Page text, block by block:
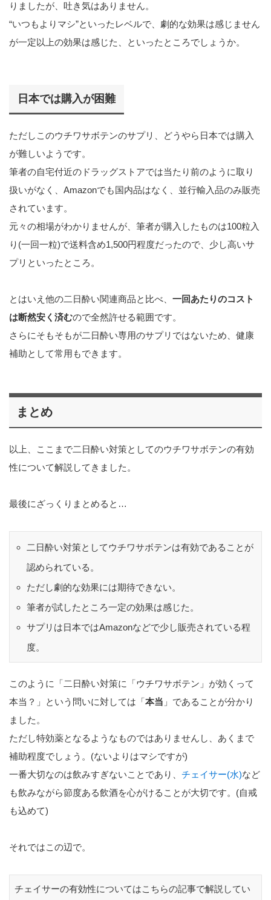
りましたが、吐き気はありません。
“いつもよりマシ”といったレベルで、劇的な効果は感じません
が一定以上の効果は感じた、といったところでしょうか。
日本では購入が困難
ただしこのウチワサボテンのサプリ、どうやら日本では購入
が難しいようです。
筆者の自宅付近のドラッグストアでは当たり前のように取り
扱いがなく、Amazonでも国内品はなく、並行輸入品のみ販売
されています。
元々の相場がわかりませんが、筆者が購入したものは100粒入
り(一回一粒)で送料含め1,500円程度だったので、少し高いサ
プリといったところ。
とはいえ他の二日酔い関連商品と比べ、 一回あたりのコスト
は断然安く済むので全然許せる範囲です。
さらにそもそもが二日酔い専用のサプリではないため、健康
補助として常用もできます。
まとめ
以上、ここまで二日酔い対策としてのウチワサボテンの有効
性について解説してきました。
最後にざっくりまとめると…
二日酔い対策としてウチワサボテンは有効であることが
認められている。
ただし劇的な効果には期待できない。
筆者が試したところ一定の効果は感じた。
サプリは日本ではAmazonなどで少し販売されている程
度。
このように「二日酔い対策に「ウチワサボテン」が効くって
本当？」という問いに対しては「本当 」であることが分かり
ました。
ただし特効薬となるようなものではありませんし、あくまで
補助程度でしょう。(ないよりはマシですが)
一番大切なのは飲みすぎないことであり、 チェイサー(水)など
も飲みながら節度ある飲酒を心がけることが大切です。(自戒
も込めて)
それではこの辺で。
チェイサーの有効性についてはこちらの記事で解説してい